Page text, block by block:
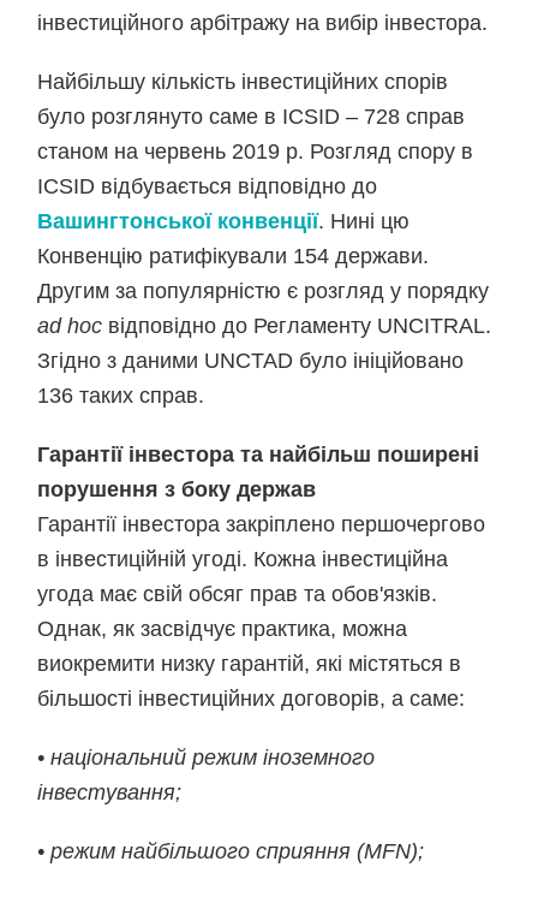
інвестиційного арбітражу на вибір інвестора.
Найбільшу кількість інвестиційних спорів
було розглянуто саме в ICSID – 728 справ
станом на червень 2019 р. Розгляд спору в
ICSID відбувається відповідно до
Вашингтонської конвенції. Нині цю
Конвенцію ратифікували 154 держави.
Другим за популярністю є розгляд у порядку
ad hoc відповідно до Регламенту UNCITRAL.
Згідно з даними UNCTAD було ініційовано
136 таких справ.
Гарантії інвестора та найбільш поширені
порушення з боку держав
Гарантії інвестора закріплено першочергово
в інвестиційній угоді. Кожна інвестиційна
угода має свій обсяг прав та обов'язків.
Однак, як засвідчує практика, можна
виокремити низку гарантій, які містяться в
більшості інвестиційних договорів, а саме:
• національний режим іноземного
інвестування;
• режим найбільшого сприяння (MFN);